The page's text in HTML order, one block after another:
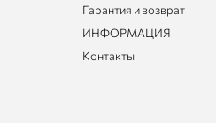
Гарантия и возврат
ИНФОРМАЦИЯ
Контакты